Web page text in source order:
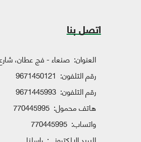
اتصل بنا
العنوان: صنعاء - فج عطان،
رقم التلفون: 9671450121
رقم التلفون: 9671445993
هاتف محمول: 770445995
واتساب: 770445995